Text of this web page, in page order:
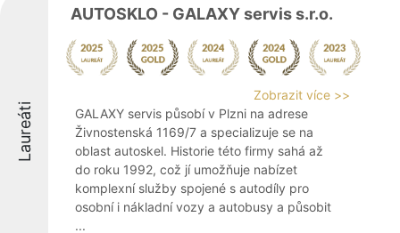
Laureáti
AUTOSKLO - GALAXY servis s.r.o.
Zobrazit více >>
GALAXY servis působí v Plzni na adrese
Živnostenská 1169/7 a specializuje se na
oblast autoskel. Historie této firmy sahá až
do roku 1992, což jí umožňuje nabízet
komplexní služby spojené s autodíly pro
osobní i nákladní vozy a autobusy a působit
...